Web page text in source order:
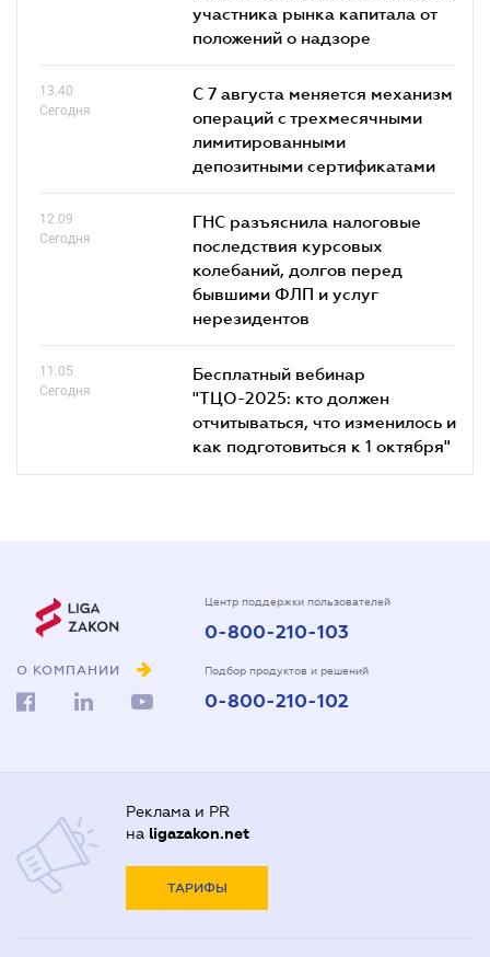
участника рынка капитала от
положений о надзоре
13.40
Сегодня
С 7 августа меняется механизм
операций с трехмесячными
лимитированными
депозитными сертификатами
12.09
Сегодня
ГНС разъяснила налоговые
последствия курсовых
колебаний, долгов перед
бывшими ФЛП и услуг
нерезидентов
11.05
Сегодня
Бесплатный вебинар
"ТЦО-2025: кто должен
отчитываться, что изменилось и
как подготовиться к 1 октября"
О КОМПАНИИ
Центр поддержки пользователей
0-800-210-103
Подбор продуктов и решений
0-800-210-102
Реклама и PR
на ligazakon.net
ТАРИФЫ